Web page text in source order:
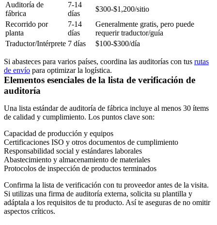
Auditoría de
fábrica
7-14
días
$300-$1,200/sitio
Recorrido por
planta
7-14
días
Generalmente gratis, pero puede
requerir traductor/guía
Traductor/Intérprete 7 días $100-$300/día
Si abasteces para varios países, coordina las auditorías con tus rutas
de envío para optimizar la logística.
Elementos esenciales de la lista de verificación de
auditoría
Una lista estándar de auditoría de fábrica incluye al menos 30 ítems
de calidad y cumplimiento. Los puntos clave son:
Capacidad de producción y equipos
Certificaciones ISO y otros documentos de cumplimiento
Responsabilidad social y estándares laborales
Abastecimiento y almacenamiento de materiales
Protocolos de inspección de productos terminados
Confirma la lista de verificación con tu proveedor antes de la visita.
Si utilizas una firma de auditoría externa, solicita su plantilla y
adáptala a los requisitos de tu producto. Así te aseguras de no omitir
aspectos críticos.